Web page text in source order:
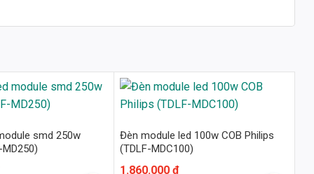
smd 250w
Đèn module led 100w COB Philips
(TDLF-MDC100)
Giá
1.860.000₫
Giá